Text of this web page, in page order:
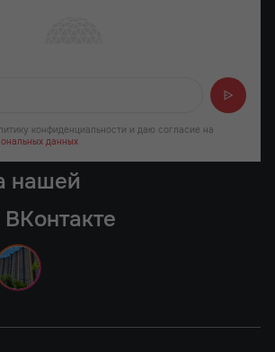
конфиденциальности и даю согласие на
данных
нашей